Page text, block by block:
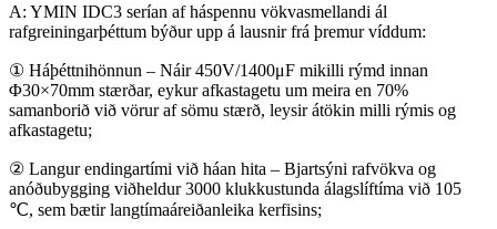
A: YMIN IDC3 serían af háspennu vökvasmellandi ál
rafgreiningarþéttum býður upp á lausnir frá þremur víddum:
① Háþéttnihönnun – Náir 450V/1400μF mikilli rýmd innan
Φ30×70mm stærðar, eykur afkastagetu um meira en 70%
samanborið við vörur af sömu stærð, leysir átökin milli rýmis og
afkastagetu;
② Langur endingartími við háan hita – Bjartsýni rafvökva og
anóðubygging viðheldur 3000 klukkustunda álagslíftíma við 105
℃, sem bætir langtímaáreiðanleika kerfisins;